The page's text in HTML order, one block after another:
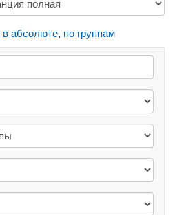
в абсолюте, по группам